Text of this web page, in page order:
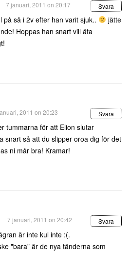
7 januari, 2011 on 20:17 Svara
på så i 2v efter han varit sjuk..
jätte
Hoppas han snart vill äta
2011 on 20:23 Svara
tummarna för att Elion slutar
snart så att du slipper oroa dig för det
ni mår bra! Kramar!
7 januari, 2011 on 20:42 Svara
är inte kul inte :(.
"bara" är de nya tänderna som